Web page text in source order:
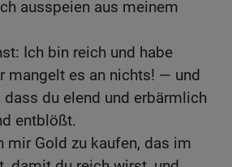
ausspeien aus meinem
Ich bin reich und habe
mangelt es an nichts! — und
dass du elend und erbärmlich
entblößt.
mir Gold zu kaufen, das im